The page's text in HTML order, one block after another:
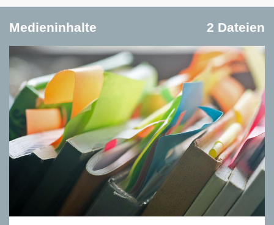
Medieninhalte 2 Dateien